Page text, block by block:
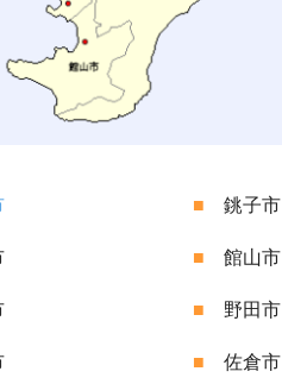
■ 銚子市
■ 館山市
■ 野田市
■ 佐倉市